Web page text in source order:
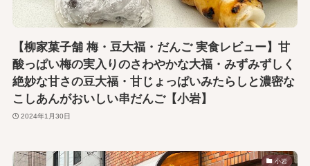
【柳家菓子舗 梅・豆大福・だんご 実食レビュー】甘
酸っぱい梅の実入りのさわやかな大福・みずみずしく
絶妙な甘さの豆大福・甘じょっぱいみたらしと濃密な
こしあんがおいしい串だんご【小岩】
2024年1月30日
小岩